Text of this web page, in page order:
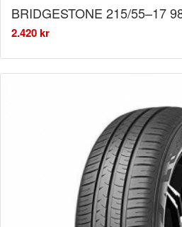
BRIDGESTONE 215/55–17
2.420kr